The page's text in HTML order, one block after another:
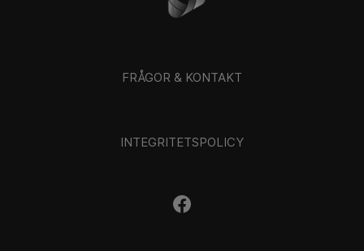
FRÅGOR & KONTAKT
INTEGRITETSPOLICY